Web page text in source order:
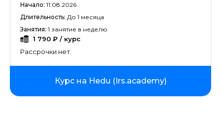
Начало: 11.08.2026
Длительность: До 1 месяца
Занятия: 1 занятие в неделю
1 790 ₽ / курс
Рассрочки нет.
Курс на Hedu (Irs.academy)